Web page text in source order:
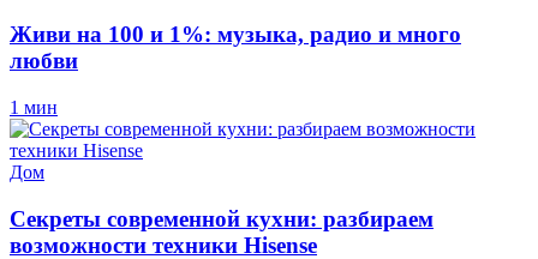
Живи на 100 и 1%: музыка, радио и много
любви
1 мин
Дом
Секреты современной кухни: разбираем
возможности техники Hisense